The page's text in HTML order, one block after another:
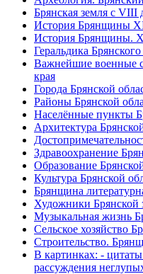
Брянская земля с
История Брянщины
История Брянщины.
Геральдика Брянского
Важнейшие военные
края
Города Брянской
Районы Брянской
Населённые пункты
Архитектура
Здравоохранение
Образование
Культура Брянской
Брянщина
Художники Брянской
Музыкальная жизнь
Сельское хозяйство
Строительство.
В картинках: -
рассуждения